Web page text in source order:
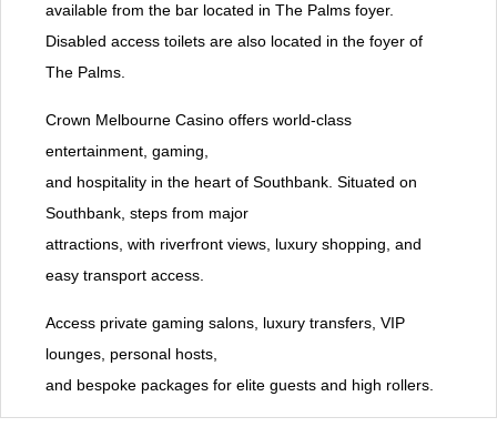
available from the bar located in The Palms foyer.
Disabled access toilets are also located in the foyer of
The Palms.
Crown Melbourne Casino offers world-class
entertainment, gaming,
and hospitality in the heart of Southbank. Situated on
Southbank, steps from major
attractions, with riverfront views, luxury shopping, and
easy transport access.
Access private gaming salons, luxury transfers, VIP
lounges, personal hosts,
and bespoke packages for elite guests and high rollers.